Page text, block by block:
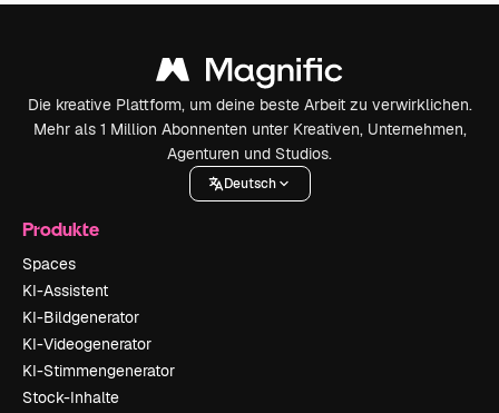
Die kreative Plattform, um deine beste Arbeit zu verwirklichen.
Mehr als 1 Million Abonnenten unter Kreativen, Unternehmen,
Agenturen und Studios.
Deutsch
Produkte
Spaces
KI-Assistent
KI-Bildgenerator
KI-Videogenerator
KI-Stimmengenerator
Stock-Inhalte